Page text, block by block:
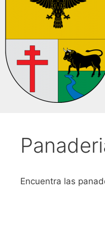
Encuentra las